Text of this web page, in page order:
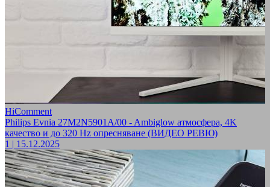
HiComment
Philips Evnia 27M2N5901A/00 - Ambiglow атмосфера, 4K
качество и до 320 Hz опресняване (ВИДЕО РЕВЮ)
1 | 15.12.2025